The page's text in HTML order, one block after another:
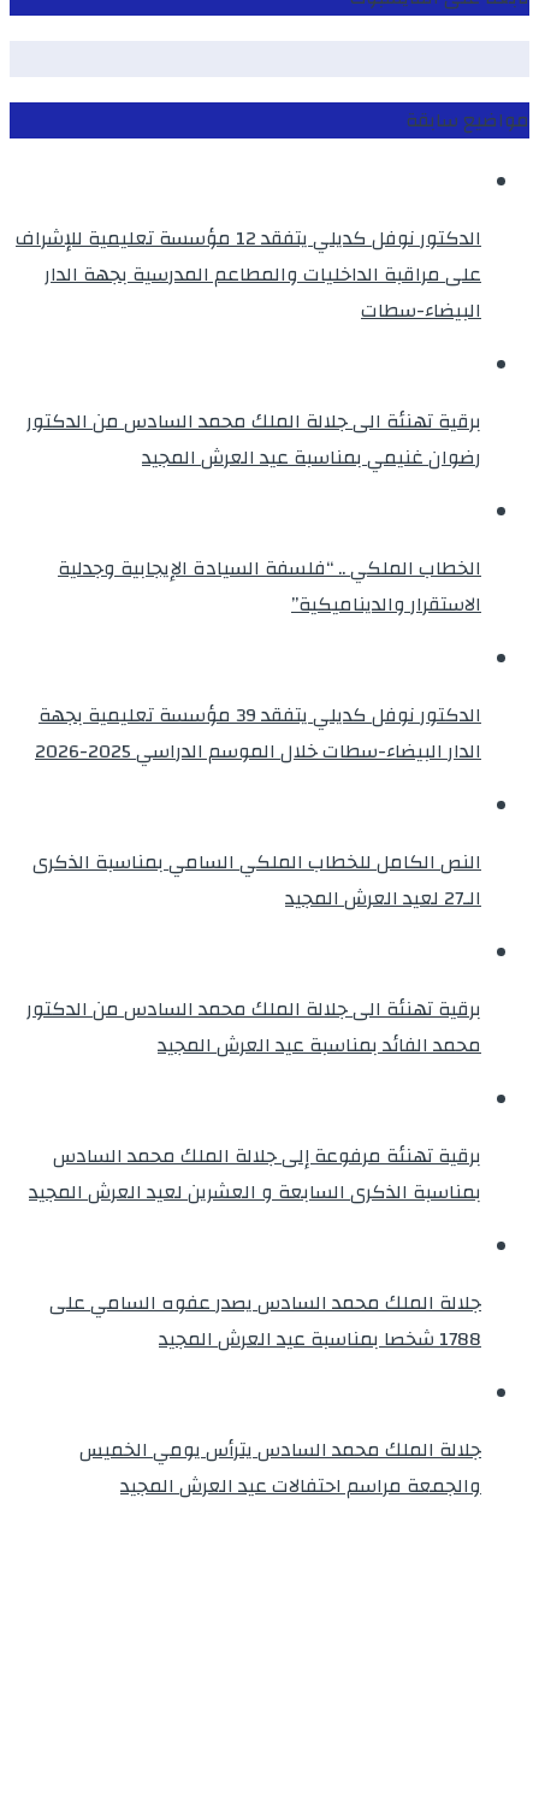
مواضيع سابقة
الدكتور نوفل كديلي يتفقد 12 مؤسسة تعليمية للإشراف
على مراقبة الداخليات والمطاعم المدرسية بجهة الدار
البيضاء-سطات
برقية تهنئة الى جلالة الملك محمد السادس من الدكتور
رضوان غنيمي بمناسبة عيد العرش المجيد
الخطاب الملكي .. “فلسفة السيادة الإيجابية وجدلية
الاستقرار والديناميكية”
الدكتور نوفل كديلي يتفقد 39 مؤسسة تعليمية بجهة
الدار البيضاء-سطات خلال الموسم الدراسي 2025-2026
النص الكامل للخطاب الملكي السامي بمناسبة الذكرى
الـ27 لعيد العرش المجيد
برقية تهنئة الى جلالة الملك محمد السادس من الدكتور
محمد الفائد بمناسبة عيد العرش المجيد
برقية تهنئة مرفوعة إلى جلالة الملك محمد السادس
بمناسبة الذكرى السابعة و العشرين لعيد العرش المجيد
جلالة الملك محمد السادس يصدر عفوه السامي على
1788 شخصا بمناسبة عيد العرش المجيد
جلالة الملك محمد السادس يترأس يومي الخميس
والجمعة مراسم احتفالات عيد العرش المجيد